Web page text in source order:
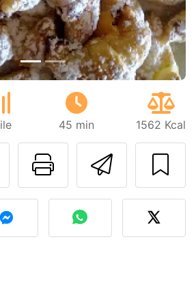
45 min 1562 Kcal
Invia
Stampa la
Contatta l'autore
la foto di